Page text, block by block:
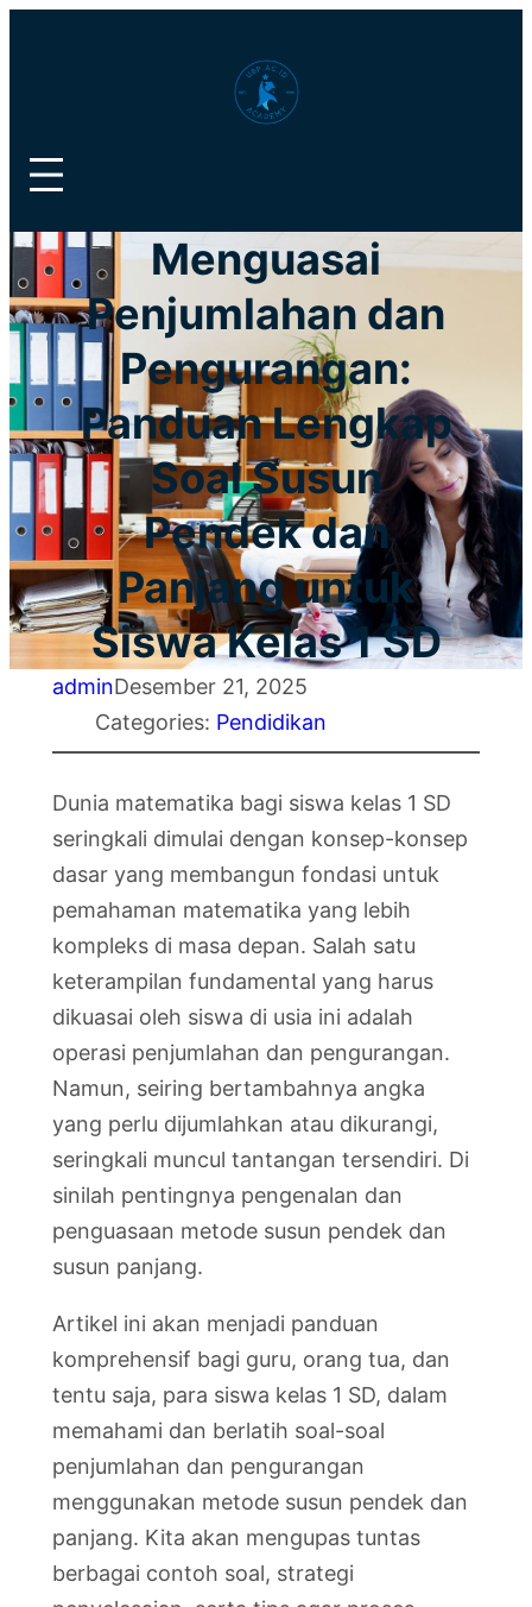
Menguasai
Penjumlahan dan
Pengurangan:
Panduan Lengkap
Soal Susun
Pendek dan
Panjang untuk
Siswa Kelas 1 SD
adminDesember 21, 2025
Categories: Pendidikan
Dunia matematika bagi siswa kelas 1 SD
seringkali dimulai dengan konsep-konsep
dasar yang membangun fondasi untuk
pemahaman matematika yang lebih
kompleks di masa depan. Salah satu
keterampilan fundamental yang harus
dikuasai oleh siswa di usia ini adalah
operasi penjumlahan dan pengurangan.
Namun, seiring bertambahnya angka
yang perlu dijumlahkan atau dikurangi,
seringkali muncul tantangan tersendiri. Di
sinilah pentingnya pengenalan dan
penguasaan metode susun pendek dan
susun panjang.
Artikel ini akan menjadi panduan
komprehensif bagi guru, orang tua, dan
tentu saja, para siswa kelas 1 SD, dalam
memahami dan berlatih soal-soal
penjumlahan dan pengurangan
menggunakan metode susun pendek dan
panjang. Kita akan mengupas tuntas
berbagai contoh soal, strategi